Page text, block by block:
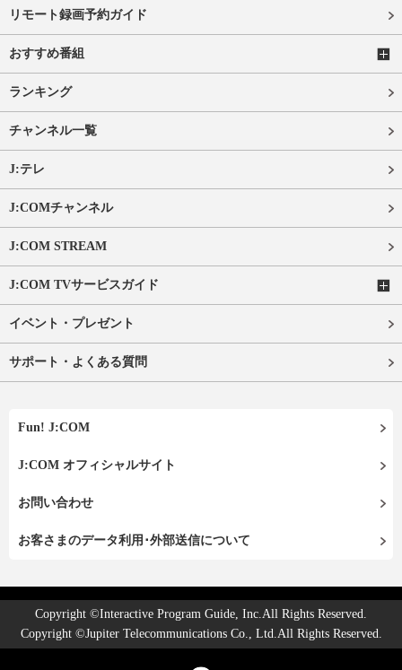
リモート録画予約ガイド
おすすめ番組
ランキング
チャンネル一覧
J:テレ
J:COMチャンネル
J:COM STREAM
J:COM TVサービスガイド
イベント・プレゼント
サポート・よくある質問
Fun! J:COM
J:COM オフィシャルサイト
お問い合わせ
お客さまのデータ利用･外部送信について
Copyright ©Interactive Program Guide, Inc.All Rights Reserved.
Copyright ©Jupiter Telecommunications Co., Ltd.All Rights Reserved.